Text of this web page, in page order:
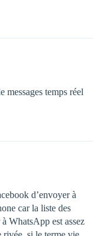
temps réel
d’envoyer à
car la liste des
WhatsApp est assez